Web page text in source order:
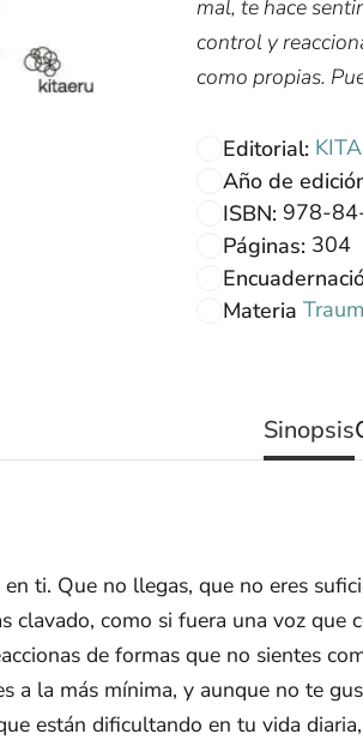
mal, te hace
control y
como propias.
Editorial:
Año de
ISBN: 978-
Páginas: 304
Materia
Sinopsis
ti. Que no llegas, que no eres
clavado, como si fuera una voz
de formas que no sientes
a la más mínima, y aunque no te
están dificultando en tu vida